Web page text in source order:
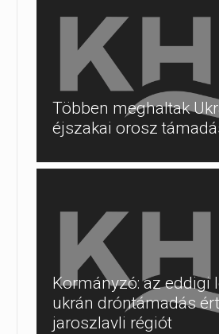
Többen meghaltak
éjszakai orosz
Kormányzó: az eddigi
ukrán dróntámadás
jaroszlavli régiót